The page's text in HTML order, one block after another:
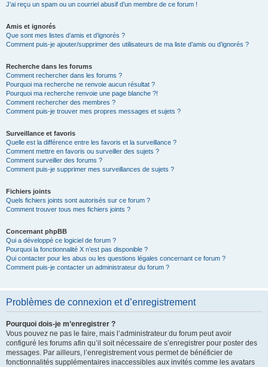
J’ai reçu un spam ou un courriel abusif d’un membre de ce forum !
Amis et ignorés
Que sont mes listes d’amis et d’ignorés ?
Comment puis-je ajouter/supprimer des utilisateurs de ma liste d’amis ou d’ignorés ?
Recherche dans les forums
Comment rechercher dans les forums ?
Pourquoi ma recherche ne renvoie aucun résultat ?
Pourquoi ma recherche renvoie une page blanche ?!
Comment rechercher des membres ?
Comment puis-je trouver mes propres messages et sujets ?
Surveillance et favoris
Quelle est la différence entre les favoris et la surveillance ?
Comment mettre en favoris ou surveiller des sujets ?
Comment surveiller des forums ?
Comment puis-je supprimer mes surveillances de sujets ?
Fichiers joints
Quels fichiers joints sont autorisés sur ce forum ?
Comment trouver tous mes fichiers joints ?
Concernant phpBB
Qui a développé ce logiciel de forum ?
Pourquoi la fonctionnalité X n’est pas disponible ?
Qui contacter pour les abus ou les questions légales concernant ce forum ?
Comment puis-je contacter un administrateur du forum ?
Problèmes de connexion et d’enregistrement
Pourquoi dois-je m’enregistrer ?
Vous pouvez ne pas le faire, mais l’administrateur du forum peut avoir
configuré les forums afin qu’il soit nécessaire de s’enregistrer pour poster des
messages. Par ailleurs, l’enregistrement vous permet de bénéficier de
fonctionnalités supplémentaires inaccessibles aux invités comme les avatars